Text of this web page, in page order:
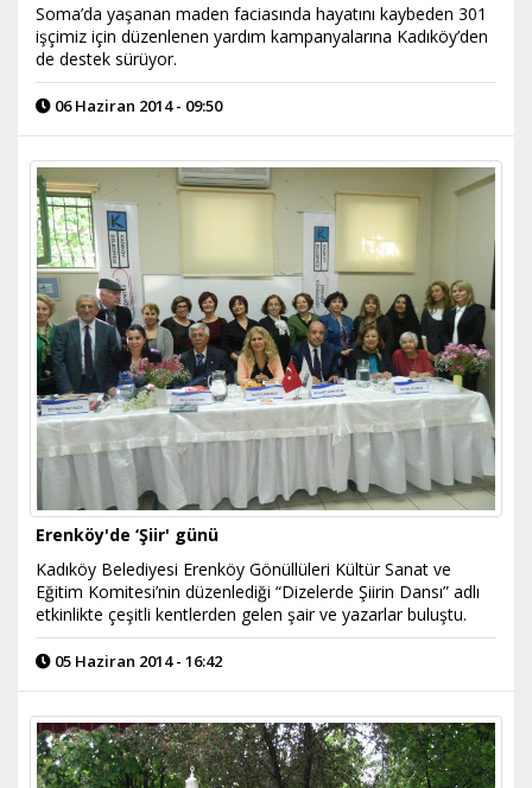
Soma’da yaşanan maden faciasında hayatını kaybeden 301
işçimiz için düzenlenen yardım kampanyalarına Kadıköy’den
de destek sürüyor.
06 Haziran 2014 - 09:50
Erenköy'de ‘Şiir' günü
Kadıköy Belediyesi Erenköy Gönüllüleri Kültür Sanat ve
Eğitim Komitesi’nin düzenlediği “Dizelerde Şiirin Dansı” adlı
etkinlikte çeşitli kentlerden gelen şair ve yazarlar buluştu.
05 Haziran 2014 - 16:42